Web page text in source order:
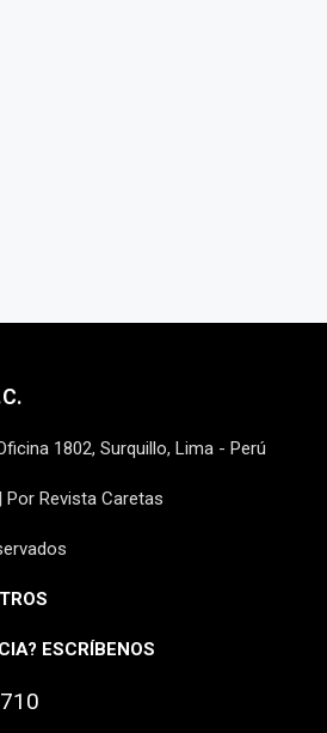
1802, Surquillo, Lima - Perú
Revista Caretas
ESCRÍBENOS